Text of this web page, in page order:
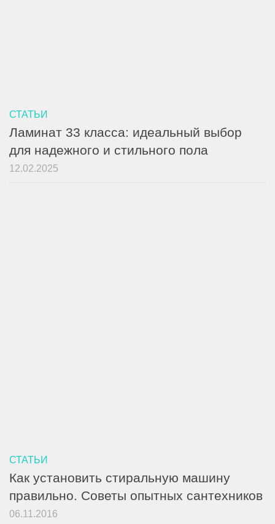
СТАТЬИ
Ламинат 33 класса: идеальный выбор
для надежного и стильного пола
12.02.2025
СТАТЬИ
Как установить стиральную машину
правильно. Советы опытных сантехников
06.11.2016